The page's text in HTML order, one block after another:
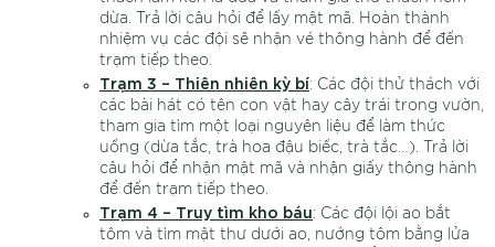
dừa. Trả lời câu hỏi để lấy mật mã. Hoàn thành
nhiệm vụ các đội sẽ nhận vé thông hành để đến
trạm tiếp theo.
Trạm 3 – Thiên nhiên kỳ bí: Các đội thử thách với
các bài hát có tên con vật hay cây trái trong vườn,
tham gia tìm một loại nguyên liệu để làm thức
uống (dừa tắc, trà hoa đậu biếc, trà tắc…). Trả lời
câu hỏi để nhận mật mã và nhận giấy thông hành
để đến trạm tiếp theo.
Trạm 4 – Truy tìm kho báu: Các đội lội ao bắt
tôm và tìm mật thư dưới ao, nướng tôm bằng lửa